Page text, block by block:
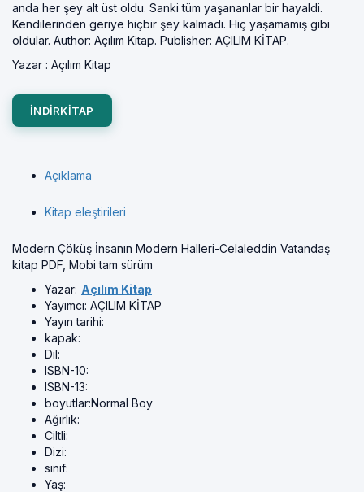
anda her şey alt üst oldu. Sanki tüm yaşananlar bir hayaldi.
Kendilerinden geriye hiçbir şey kalmadı. Hiç yaşamamış gibi
oldular. Author: Açılım Kitap. Publisher: AÇILIM KİTAP.
Yazar : Açılım Kitap
INDIRKITAP
Açıklama
Kitap eleştirileri
Modern Çöküş İnsanın Modern Halleri-Celaleddin Vatandaş
kitap PDF, Mobi tam sürüm
Yazar: Açılım Kitap
Yayımcı: AÇILIM KİTAP
Yayın tarihi:
kapak:
Dil:
ISBN-10:
ISBN-13:
boyutlar:Normal Boy
Ağırlık:
Ciltli:
Dizi:
sınıf:
Yaş: